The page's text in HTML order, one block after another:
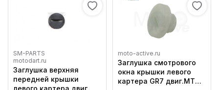
SM-PARTS
motodart.ru
Заглушка верхняя
передней крышки
moto-active.ru
Заглушка смотрового
окна крышки левого
картера GR7 двиг.МТ